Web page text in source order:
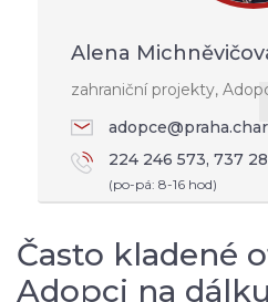
Alena
zahraniční projekty,
224 246 573, 737
(po-pá: 8-16 hod)
Často kladené
Adopci na